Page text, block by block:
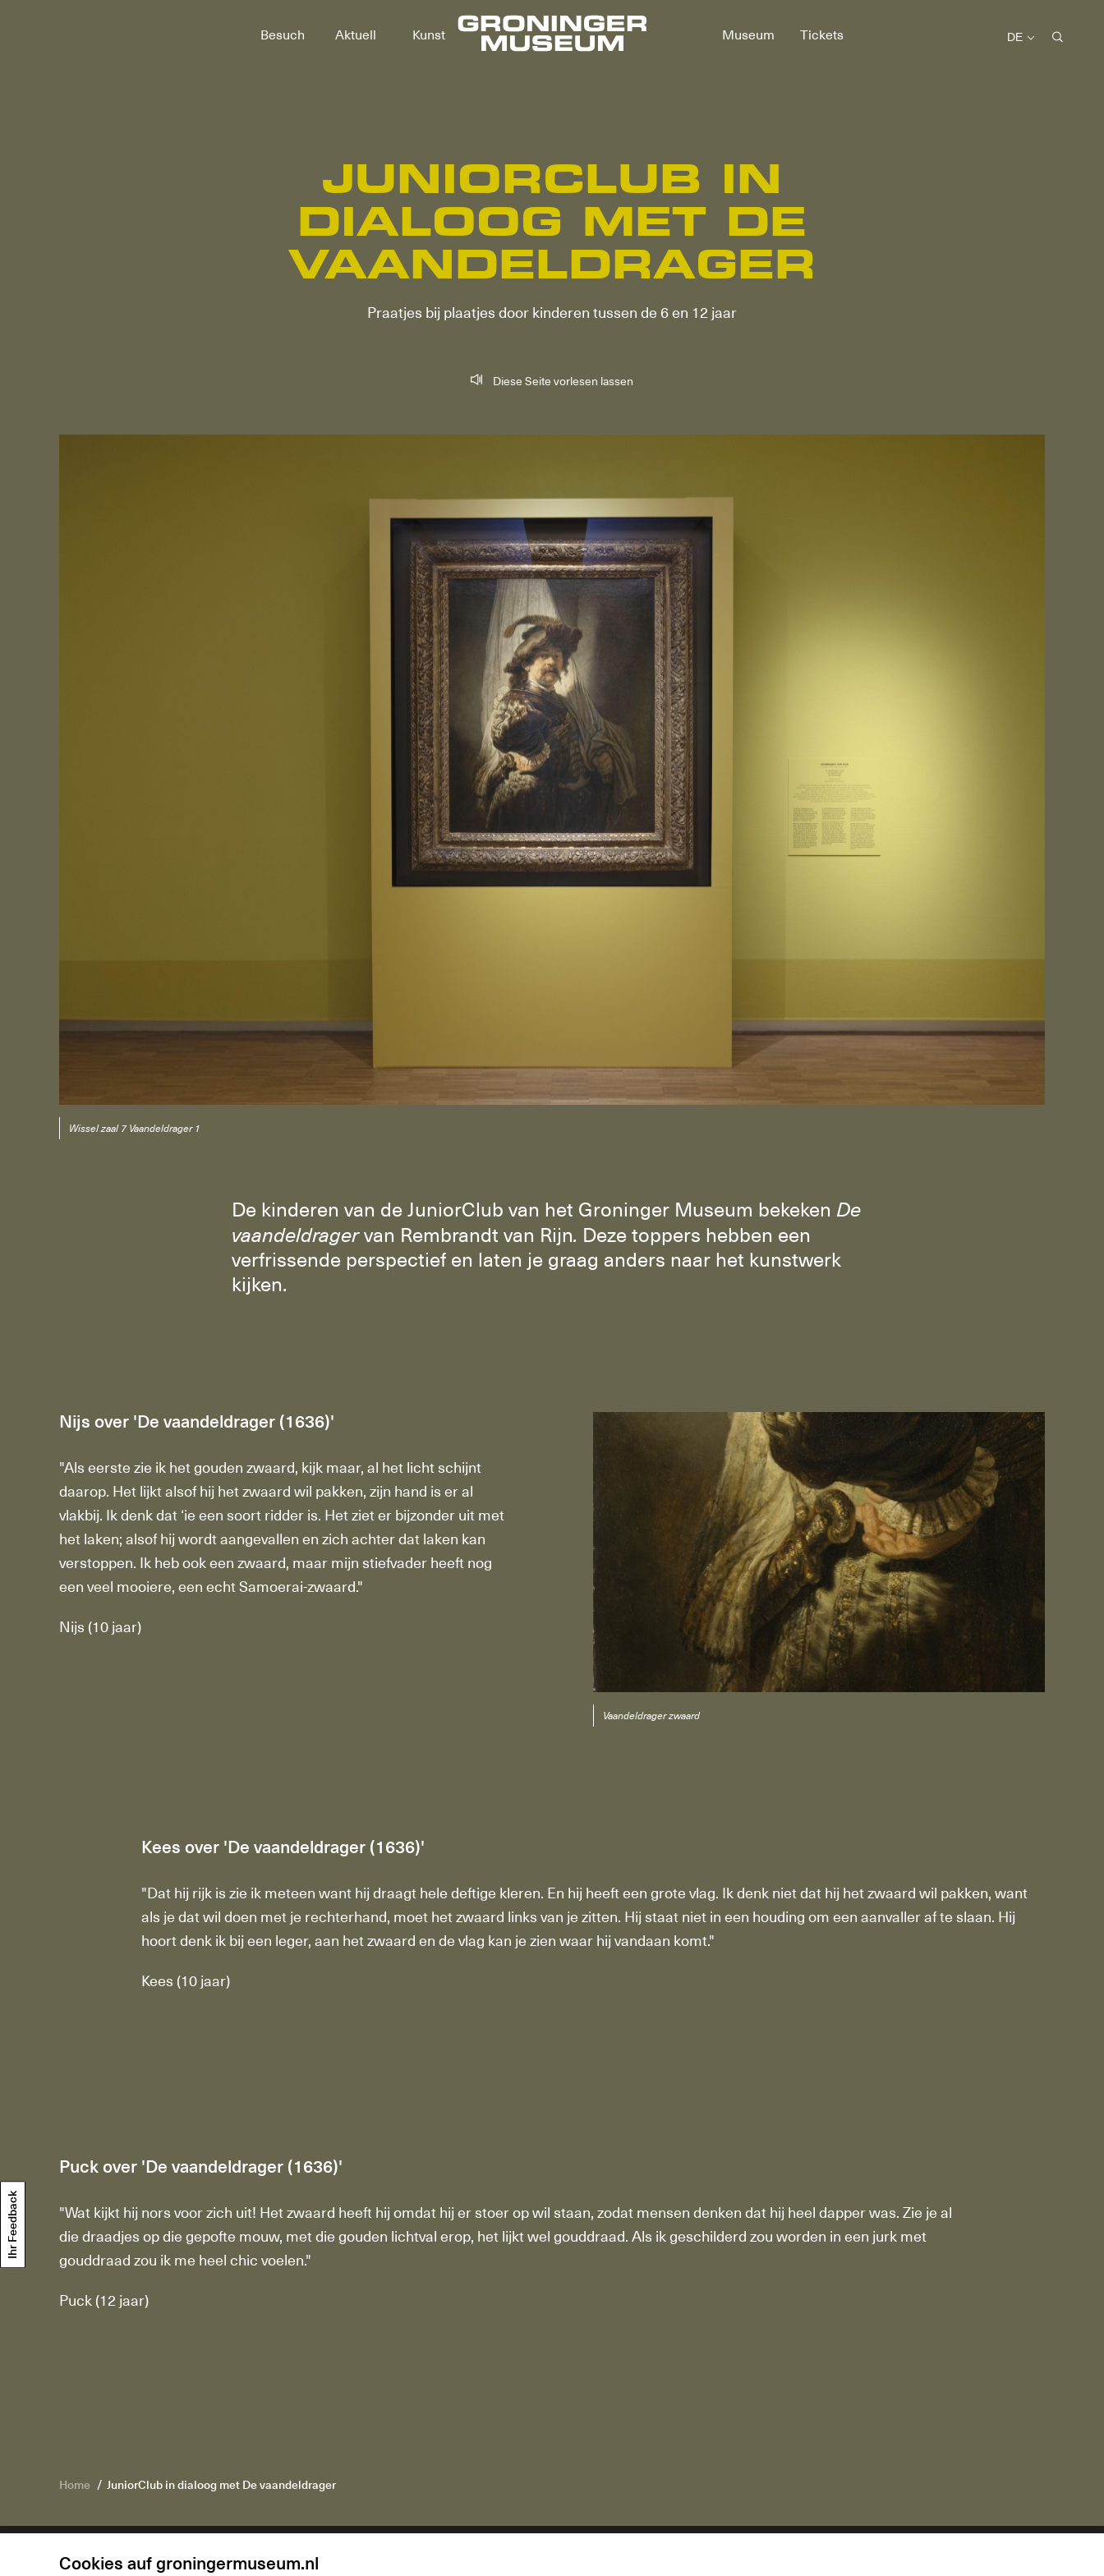
Cookies auf groningermuseum.nl
Besuch Aktuell Kunst Museum Tickets DE
JUNIORCLUB IN
DIALOOG MET DE
VAANDELDRAGER
Praatjes bij plaatjes door kinderen tussen de 6 en 12 jaar
Diese Seite vorlesen lassen
Wissel zaal 7 Vaandeldrager 1
De kinderen van de JuniorClub van het Groninger Museum bekeken De
vaandeldragervan Rembrandt van Rijn. Deze toppers hebben een
verfrissende perspectief en laten je graag anders naar het kunstwerk
kijken.
Vaandeldrager zwaard
Nijs over 'De vaandeldrager (1636)'
"Als eerste zie ik het gouden zwaard, kijk maar, al het licht schijnt
daarop. Het lijkt alsof hij het zwaard wil pakken, zijn hand is er al
vlakbij. Ik denk dat ‘ie een soort ridder is. Het ziet er bijzonder uit met
het laken; alsof hij wordt aangevallen en zich achter dat laken kan
verstoppen. Ik heb ook een zwaard, maar mijn stiefvader heeft nog
een veel mooiere, een echt Samoerai-zwaard."
Nijs (10 jaar)
Kees over 'De vaandeldrager (1636)'
"Dat hij rijk is zie ik meteen want hij draagt hele deftige kleren. En hij heeft een grote vlag. Ik denk niet dat hij het zwaard wil pakken, want
als je dat wil doen met je rechterhand, moet het zwaard links van je zitten. Hij staat niet in een houding om een aanvaller af te slaan. Hij
hoort denk ik bij een leger, aan het zwaard en de vlag kan je zien waar hij vandaan komt."
Kees (10 jaar)
Puck over 'De vaandeldrager (1636)'
"Wat kijkt hij nors voor zich uit! Het zwaard heeft hij omdat hij er stoer op wil staan, zodat mensen denken dat hij heel dapper was. Zie je al
die draadjes op die gepofte mouw, met die gouden lichtval erop, het lijkt wel gouddraad. Als ik geschilderd zou worden in een jurk met
gouddraad zou ik me heel chic voelen."
Puck (12 jaar)
Home JuniorClub in dialoog met De vaandeldrager
Ihr Feedback